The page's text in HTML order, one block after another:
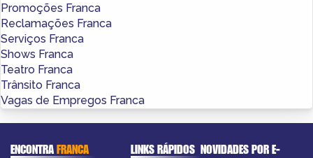
Promoções Franca
Reclamações Franca
Serviços Franca
Shows Franca
Teatro Franca
Trânsito Franca
Vagas de Empregos Franca
ENCONTRAFRANCA LINKS RÁPIDOS NOVIDADES POR E-